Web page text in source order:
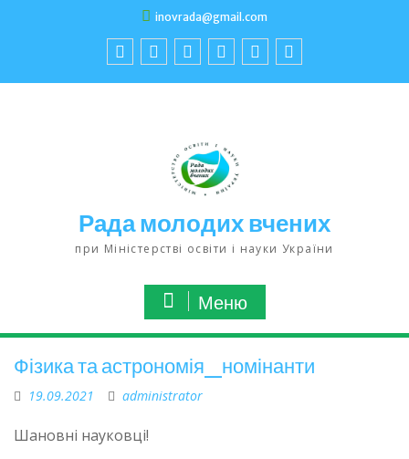
inovrada@gmail.com
Рада молодих вчених
при Міністерстві освіти і науки України
Меню
Фізика та астрономія_номінанти
19.09.2021 administrator
Шановні науковці!